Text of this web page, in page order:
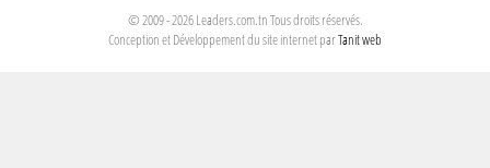
© 2009 - 2026 Leaders.com.tn Tous droits réservés.
Conception et Développement du site internet parTanit web